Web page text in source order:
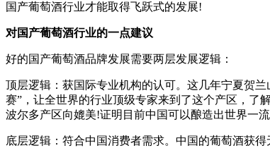
国产葡萄酒行业才能取得飞跃式的发展!
对国产葡萄酒行业的一点建议
好的国产葡萄酒品牌发展需要两层发展逻辑：
顶层逻辑：获国际专业机构的认可。这几年宁夏贺
赛”，让全世界的行业顶级专家来到了这个产区，了
波尔多产区向媲美!证明目前中国可以酿造出世界一
底层逻辑：符合中国消费者需求。中国的葡萄酒获